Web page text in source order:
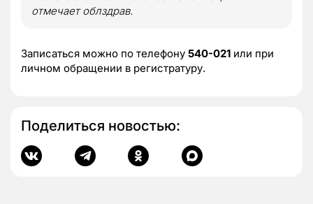
отмечает облздрав.
Записаться можно по телефону 540-021 или при
личном обращении в регистратуру.
Поделиться новостью: